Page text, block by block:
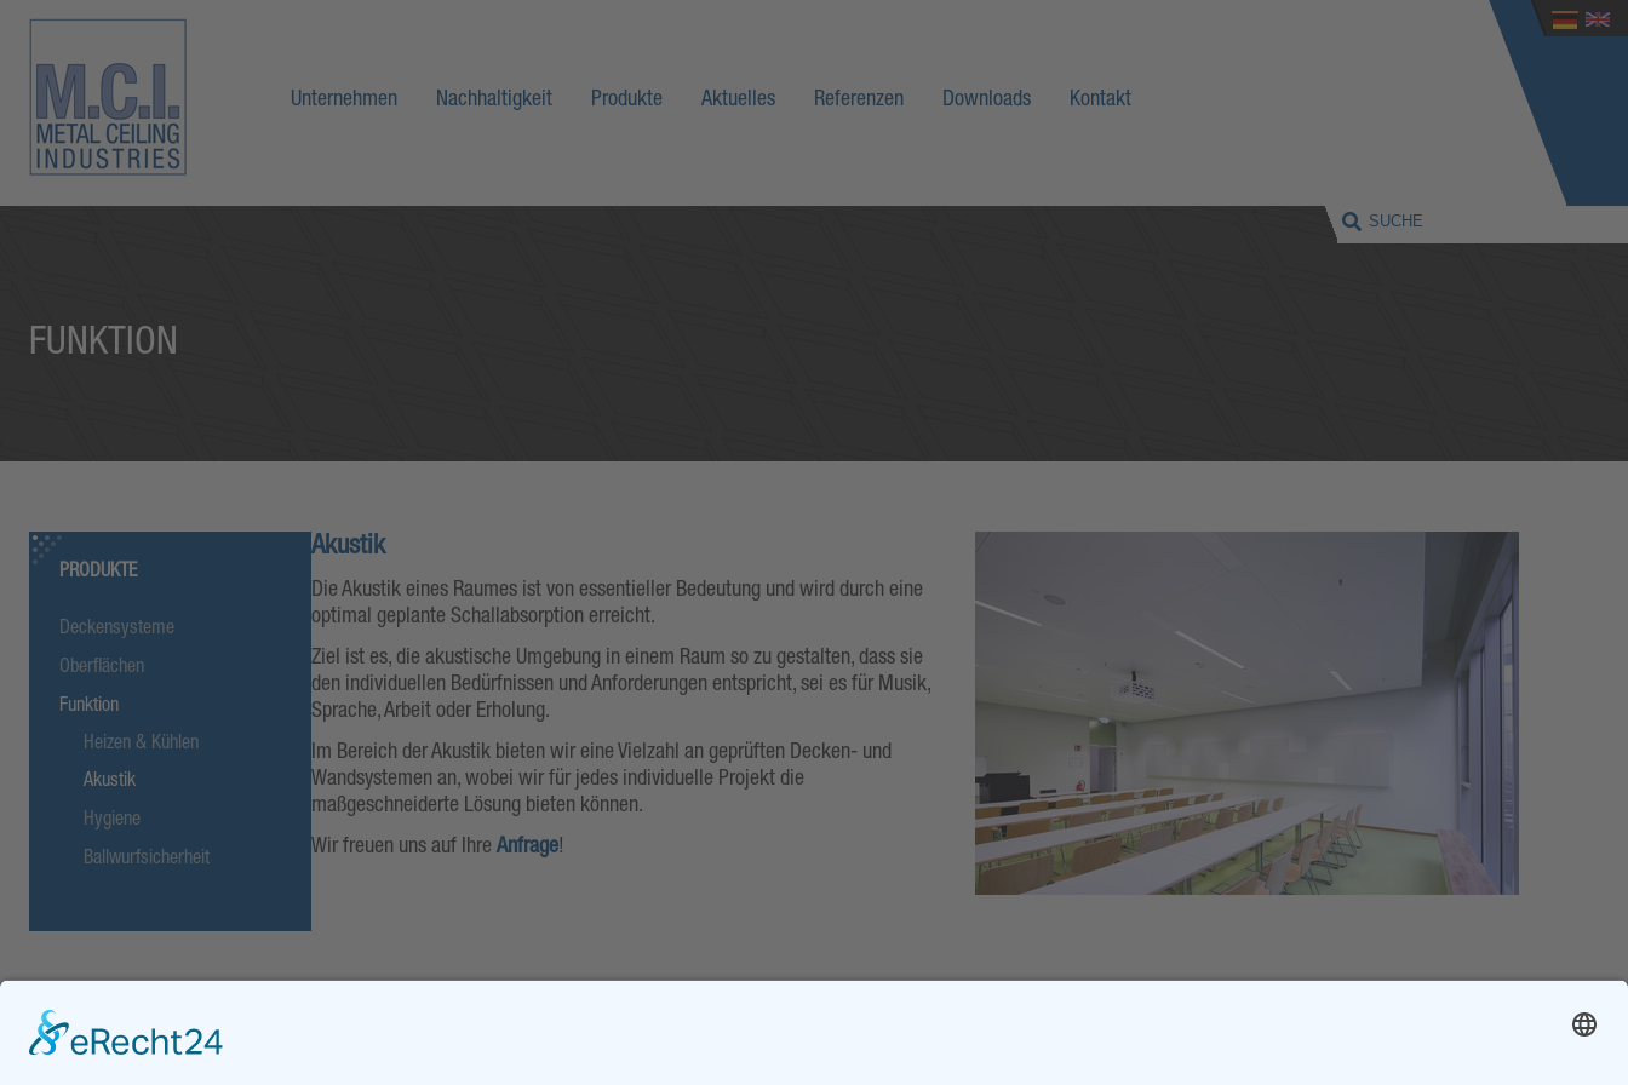
Unternehmen Nachhaltigkeit Produkte Aktuelles Referenzen Downloads Kontakt
FUNKTION
PRODUKTE
Deckensysteme
Oberflächen
Funktion
Heizen & Kühlen
Akustik
Hygiene
Ballwurfsicherheit
DOWNLOADS
Akustik
Die Akustik eines Raumes ist von essentieller Bedeutung und wird durch eine
optimal geplante Schallabsorption erreicht.
Ziel ist es, die akustische Umgebung in einem Raum so zu gestalten, dass sie
den individuellen Bedürfnissen und Anforderungen entspricht, sei es für Musik,
Sprache, Arbeit oder Erholung.
Im Bereich der Akustik bieten wir eine Vielzahl an geprüften Decken- und
Wandsystemen an, wobei wir für jedes individuelle Projekt die
maßgeschneiderte Lösung bieten können.
Wir freuen uns auf IhreAnfrage!